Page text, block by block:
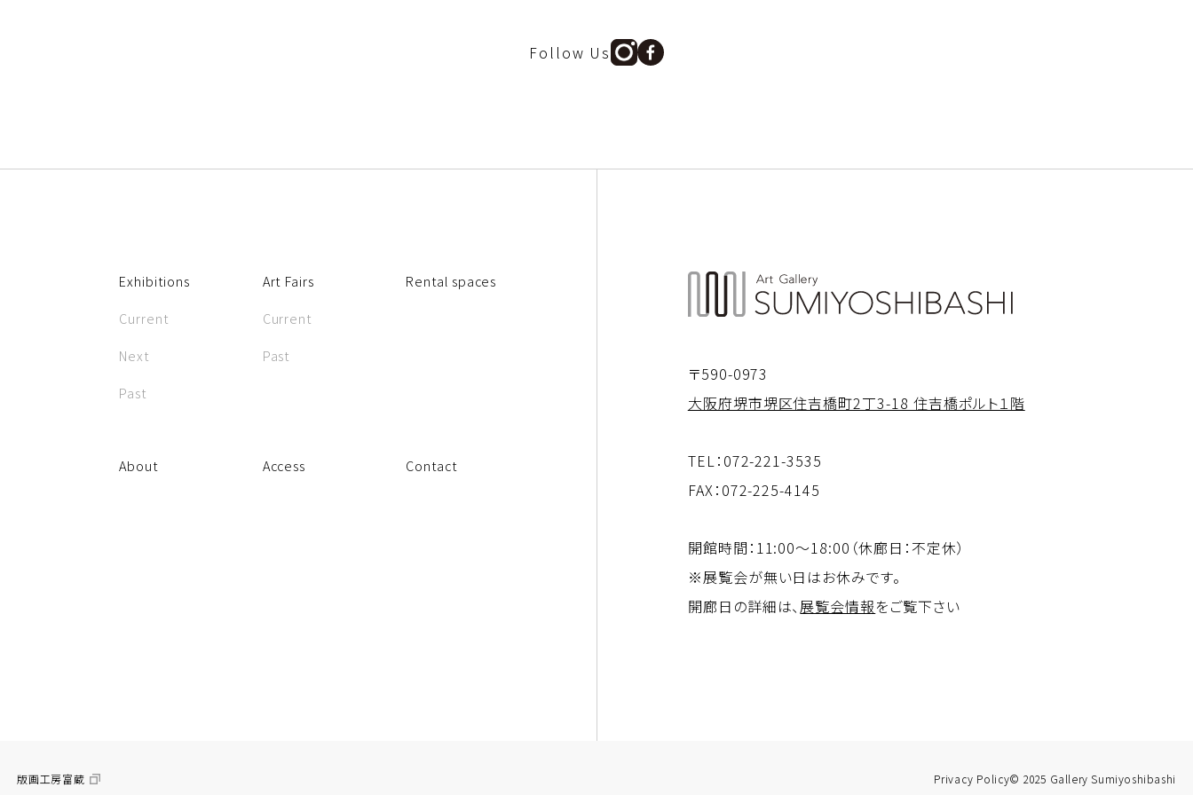
Follow Us
〒590-0973
大阪府堺市堺区住吉橋町2丁3-18 住吉橋ポルト１階
TEL： 072-221-3535
FAX：072-225-4145
開館時間：11:00～18:00（休廊日：不定休）
※展覧会が無い日はお休みです。
開廊日の詳細は、展覧会情報をご覧下さい
Exhibitions
Current
Next
Past
Art Fairs
Current
Past
Rental spaces
About Access Contact
版画工房富蔵 Privacy Policy© 2025 Gallery Sumiyoshibashi